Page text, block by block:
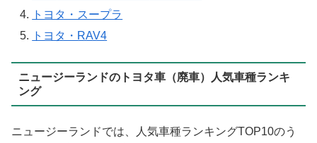
トヨタ・スープラ
トヨタ・RAV4
ニュージーランドのトヨタ車（廃車）人気車種ランキ
ング
ニュージーランドでは、人気車種ランキングTOP10のう